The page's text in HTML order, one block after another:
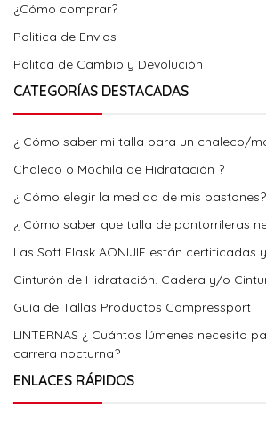
¿Cómo comprar?
Politica de Envios
Politca de Cambio y Devolución
CATEGORÍAS DESTACADAS
¿ Cómo saber mi talla para un chaleco/
Chaleco o Mochila de Hidratación ?
¿ Cómo elegir la medida de mis bastones?
¿ Cómo saber que talla de pantorrileras
Las Soft Flask AONIJIE están certificadas
Cinturón de Hidratación. Cadera y/o
Guía de Tallas Productos Compressport
LINTERNAS ¿ Cuántos lúmenes necesito
carrera nocturna?
ENLACES RÁPIDOS